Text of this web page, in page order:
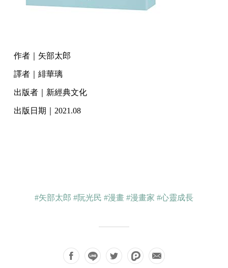
作者｜矢部太郎
譯者｜緋華璃
出版者｜新經典文化
出版日期｜2021.08
#矢部太郎 #阮光民 #漫畫 #漫畫家 #心靈成長